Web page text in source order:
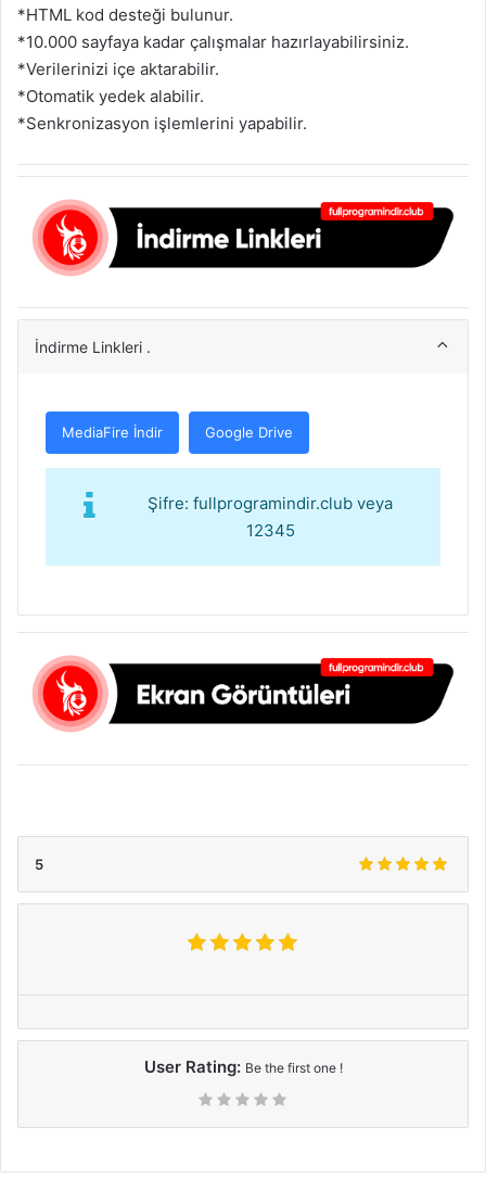
*HTML kod desteği bulunur.
*10.000 sayfaya kadar çalışmalar hazırlayabilirsiniz.
*Verilerinizi içe aktarabilir.
*Otomatik yedek alabilir.
*Senkronizasyon işlemlerini yapabilir.
İndirme Linkleri .
MediaFire İndir Google Drive
Şifre: fullprogramindir.club veya
12345
5
User Rating: Be the first one !